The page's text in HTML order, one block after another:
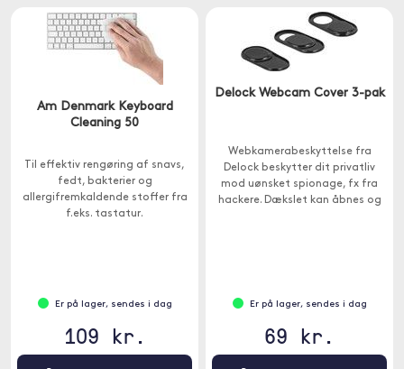
Am Denmark Keyboard
Cleaning 50
Til effektiv rengøring af snavs,
fedt, bakterier og
allergifremkaldende stoffer fra
f.eks. tastatur.
Er på lager, sendes i dag
109 kr.
Delock Webcam Cover 3-pak
Webkamerabeskyttelse fra
Delock beskytter dit privatliv
mod uønsket spionage, fx fra
hackere. Dækslet kan åbnes og
Er på lager, sendes i dag
69 kr.